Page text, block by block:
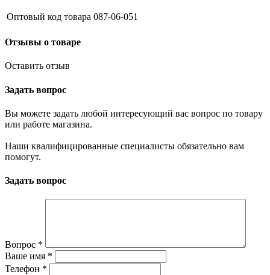
Оптовый код товара 087-06-051
Отзывы о товаре
Оставить отзыв
Задать вопрос
Вы можете задать любой интересующий вас вопрос по товару
или работе магазина.
Наши квалифицированные специалисты обязательно вам
помогут.
Задать вопрос
Вопрос *
Ваше имя *
Телефон *